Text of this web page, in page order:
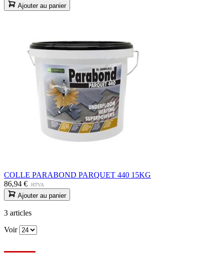
Ajouter au panier
COLLE PARABOND PARQUET 440 15KG
86,94 €
HTVA
Ajouter au panier
3 articles
Voir